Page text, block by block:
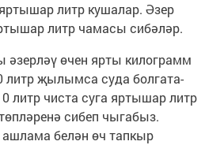
литр кушалар. Әзер
литр чамасы сибәләр.
әзерләү өчен ярты килограмм
литр җылымса суда болгата-
литр чиста суга яртышар литр
сибеп чыгабыз.
белән өч тапкыр